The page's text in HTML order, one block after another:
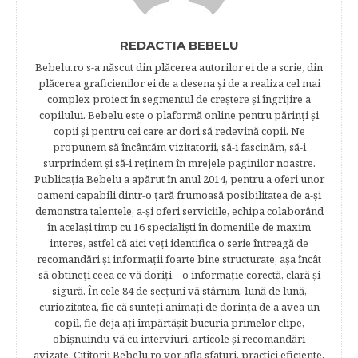
REDACTIA BEBELU
Bebelu.ro s-a născut din plăcerea autorilor ei de a scrie, din
plăcerea graficienilor ei de a desena şi de a realiza cel mai
complex proiect în segmentul de creştere şi îngrijire a
copilului. Bebelu este o plaformă online pentru părinţi şi
copii şi pentru cei care ar dori să redevină copii. Ne
propunem să încântăm vizitatorii, să-i fascinăm, să-i
surprindem şi să-i reţinem în mrejele paginilor noastre.​
Publicația Bebelu a apărut în anul 2014, pentru a oferi unor
oameni capabili dintr-o ţară frumoasă posibilitatea de a-şi
demonstra talentele, a-şi oferi serviciile, echipa colaborând
în acelaşi timp cu 16 specialişti în domeniile de maxim
interes, astfel că aici veţi identifica o serie întreagă de
recomandări şi informaţii foarte bine structurate, aşa încât
să obtineţi ceea ce vă doriţi – o informaţie corectă, clară şi
sigură. În cele 84 de secțuni vă stârnim, lună de lună,
curiozitatea, fie că sunteţi animaţi de dorinţa de a avea un
copil, fie deja aţi împărtăşit bucuria primelor clipe,
obişnuindu-vă cu interviuri, articole şi recomandări
avizate. Cititorii Bebelu.ro vor afla sfaturi, practici eficiente,